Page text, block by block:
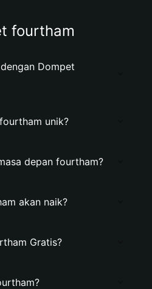
fourtham
Dompet
unik?
depan fourtham?
akan naik?
Gratis?